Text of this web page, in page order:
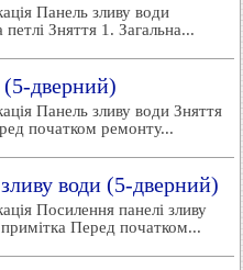
Панель зливу води
Зняття 1. Загальна...
(5-дверний)
Панель зливу води Зняття
початком ремонту...
води (5-дверний)
Посилення панелі зливу
Перед початком...